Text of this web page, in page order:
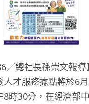
／總社長孫崇文報導】
人才服務據點將於6
8時30分，在經濟部